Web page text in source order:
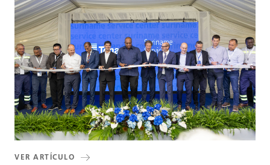
VER ARTÍCULO